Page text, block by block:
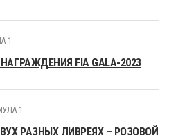
1
FIA GALA-2023
1
РАЗНЫХ ЛИВРЕЯХ – РОЗОВОЙ